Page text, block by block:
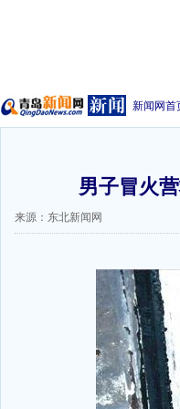
新闻网首
男子冒火
来源：东北新闻网